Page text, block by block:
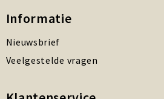
Informatie
Nieuwsbrief
Veelgestelde vragen